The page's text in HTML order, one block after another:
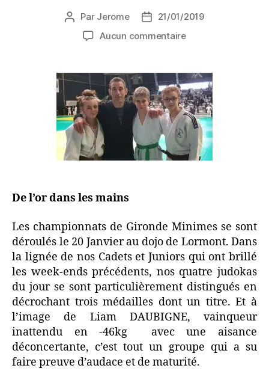
Par Jerome
21/01/2019
Aucun commentaire
De l’or dans les mains
Les championnats de Gironde Minimes se sont
déroulés le 20 Janvier au dojo de Lormont. Dans
la lignée de nos Cadets et Juniors qui ont brillé
les week-ends précédents, nos quatre judokas
du jour se sont particulièrement distingués en
décrochant trois médailles dont un titre. Et à
l’image de Liam DAUBIGNE, vainqueur
inattendu en -46kg avec une aisance
déconcertante, c’est tout un groupe qui a su
faire preuve d’audace et de maturité.